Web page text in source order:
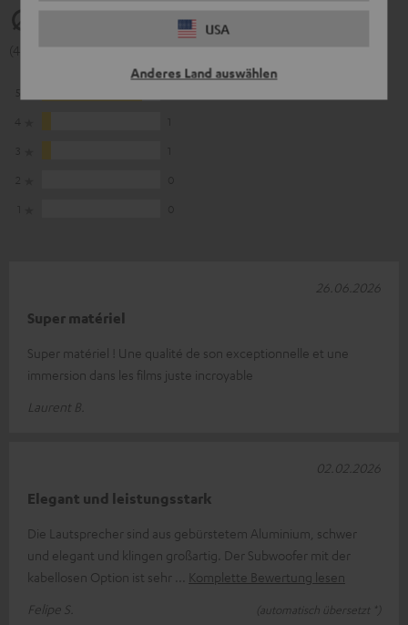
USA
Anderes Land auswählen
Super matériel
Super matériel ! Une qualité de son exceptionnelle et une
immersion dans les films juste incroyable
Laurent B.
26.06.2026
Elegant und leistungsstark
Die Lautsprecher sind aus gebürstetem Aluminium, schwer
und elegant und klingen großartig. Der Subwoofer mit der
kabellosen Option ist sehr
Komplette Bewertung lesen
Felipe S.
(automatisch übersetzt *)
02.02.2026